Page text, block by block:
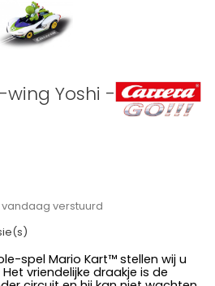
Yoshi -
vandaag verstuurd
spel Mario Kart™ stellen wij u
vriendelijke draakje is de